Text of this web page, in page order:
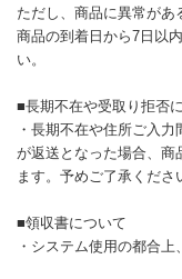
ただし、商品に異常があ
商品の到着日から7日以
い。
■長期不在や受取り拒否
・長期不在や住所ご入
が返送となった場合、商
ます。予めご了承くださ
■領収書について
・システム使用の都合上